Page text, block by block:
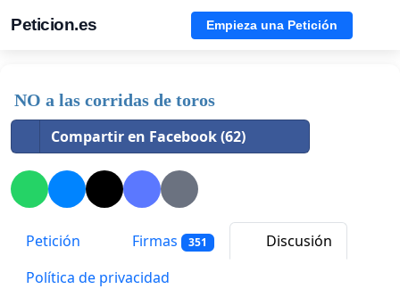
Peticion.es Empieza una Petición
NO a las corridas de toros
Compartir en Facebook (62)
Petición Firmas 351
Discusión
Política de privacidad